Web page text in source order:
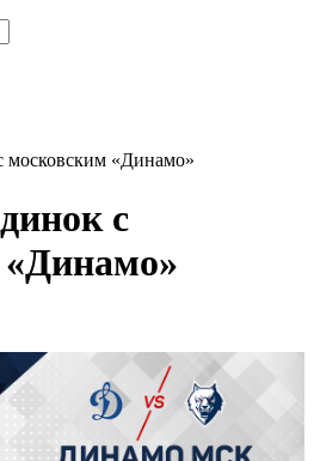
московским «Динамо»
с